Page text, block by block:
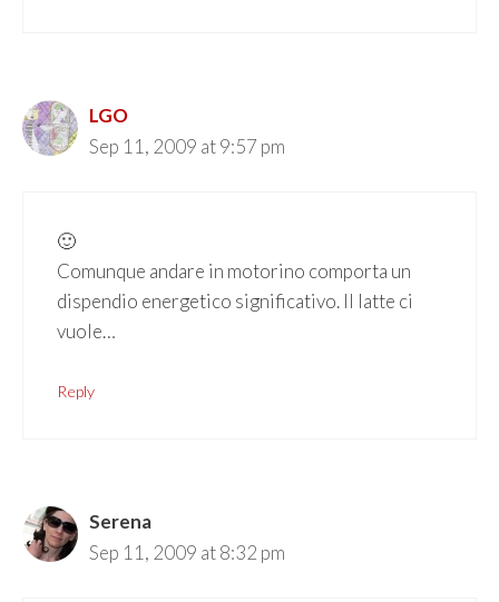
LGO
Sep 11, 2009 at 9:57 pm
🙂
Comunque andare in motorino comporta un
dispendio energetico significativo. Il latte ci
vuole…
Reply
Serena
Sep 11, 2009 at 8:32 pm